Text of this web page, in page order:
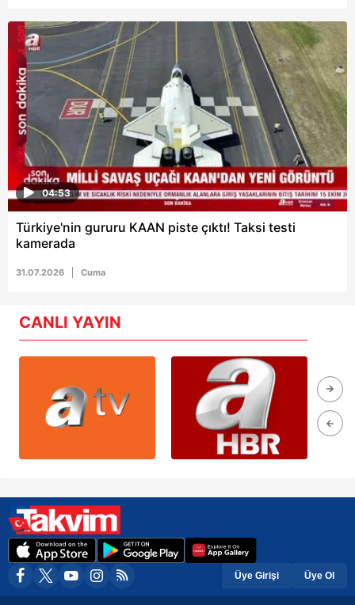
04:53
Türkiye'nin gururu KAAN piste çıktı! Taksi testi
kamerada
31.07.2026 Cuma
CANLI YAYIN
Üye Girişi Üye Ol